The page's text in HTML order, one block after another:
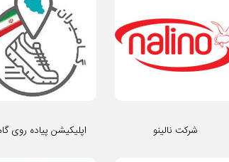
اپلیکیشن پیاده روی شرکت نالینو